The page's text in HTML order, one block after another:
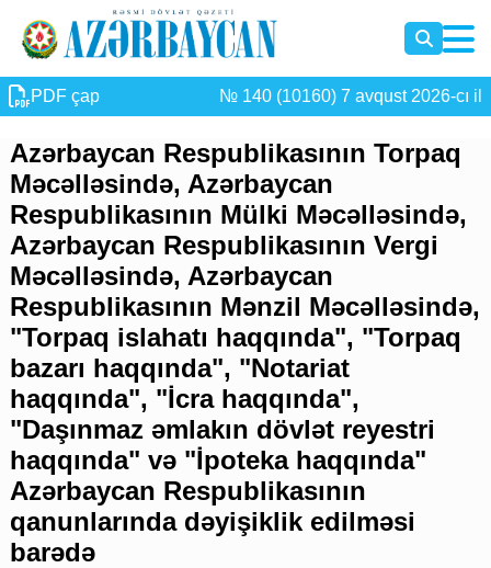
PDF çap № 140 (10160) 7 avqust 2026-cı il
Azərbaycan Respublikasının Torpaq
Məcəlləsində, Azərbaycan
Respublikasının Mülki Məcəlləsində,
Azərbaycan Respublikasının Vergi
Məcəlləsində, Azərbaycan
Respublikasının Mənzil Məcəlləsində,
"Torpaq islahatı haqqında", "Torpaq
bazarı haqqında", "Notariat
haqqında", "İcra haqqında",
"Daşınmaz əmlakın dövlət reyestri
haqqında" və "İpoteka haqqında"
Azərbaycan Respublikasının
qanunlarında dəyişiklik edilməsi
barədə